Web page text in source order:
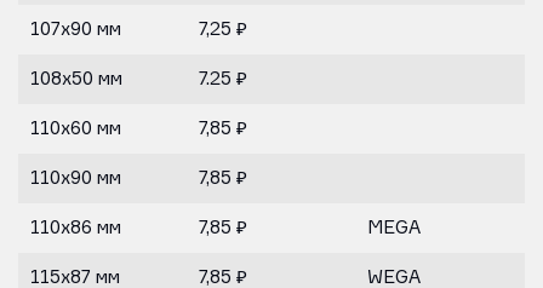
107х90 мм 7,25 ₽
108х50 мм 7.25 ₽
110х60 мм 7,85 ₽
110х90 мм 7,85 ₽
110х86 мм 7,85 ₽ MEGA
115х87 мм 7,85 ₽ WEGA